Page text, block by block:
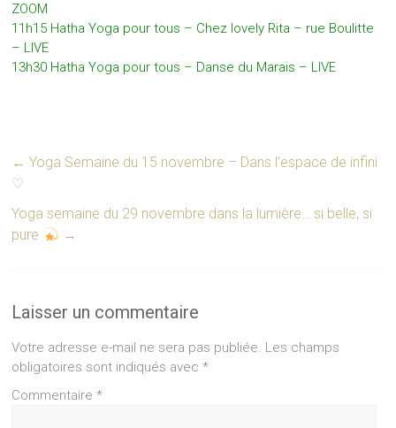
ZOOM
11h15 Hatha Yoga pour tous – Chez lovely Rita – rue Boulitte
– LIVE
13h30 Hatha Yoga pour tous – Danse du Marais – LIVE
← Yoga Semaine du 15 novembre – Dans l’espace de infini
♡
Yoga semaine du 29 novembre dans la lumière… si belle, si
pure
→
Laisser un commentaire
Votre adresse e-mail ne sera pas publiée. Les champs
obligatoires sont indiqués avec*
Commentaire*